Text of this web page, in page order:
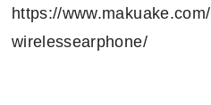
https://
wirelessearphone/